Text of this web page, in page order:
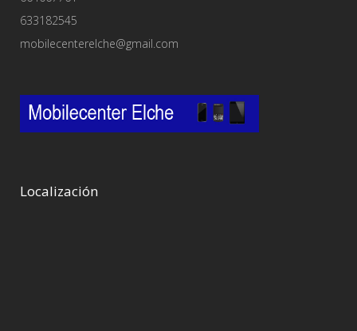
633182545
mobilecenterelche@gmail.com
Localización